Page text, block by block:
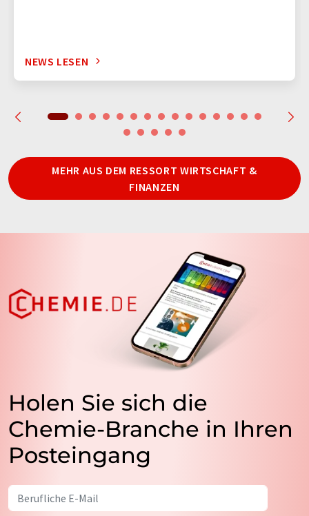
NEWS LESEN
MEHR AUS DEM RESSORT WIRTSCHAFT &
FINANZEN
Holen Sie sich die
Chemie-Branche in Ihren
Posteingang